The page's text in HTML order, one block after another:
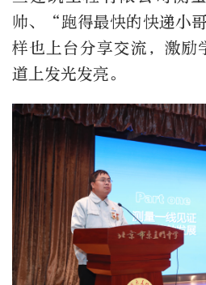
帅、“跑得最快的快递小
样也上台分享交流，激励
道上发光发亮。